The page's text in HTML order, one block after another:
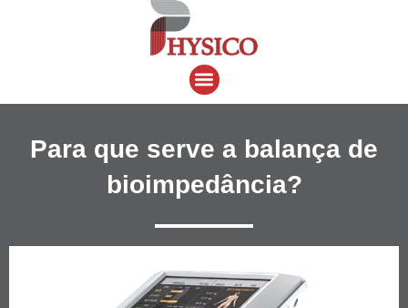
Menu
Para que serve a balança de
bioimpedância?